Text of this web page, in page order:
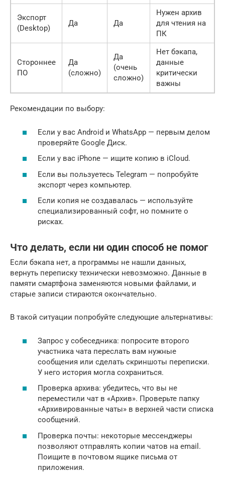
Экспорт
(Desktop)
Да Да
Нужен архив
для чтения на
ПК
Стороннее
ПО
Да
(сложно)
Да
(очень
сложно)
Нет бэкапа,
данные
критически
важны
Рекомендации по выбору:
Если у вас Android и WhatsApp — первым делом
проверяйте Google Диск.
Если у вас iPhone — ищите копию в iCloud.
Если вы пользуетесь Telegram — попробуйте
экспорт через компьютер.
Если копия не создавалась — используйте
специализированный софт, но помните о
рисках.
Что делать, если ни один способ не помог
Если бэкапа нет, а программы не нашли данных,
вернуть переписку технически невозможно. Данные в
памяти смартфона заменяются новыми файлами, и
старые записи стираются окончательно.
В такой ситуации попробуйте следующие альтернативы:
Запрос у собеседника: попросите второго
участника чата переслать вам нужные
сообщения или сделать скриншоты переписки.
У него история могла сохраниться.
Проверка архива: убедитесь, что вы не
переместили чат в «Архив». Проверьте папку
«Архивированные чаты» в верхней части списка
сообщений.
Проверка почты: некоторые мессенджеры
позволяют отправлять копии чатов на email.
Поищите в почтовом ящике письма от
приложения.